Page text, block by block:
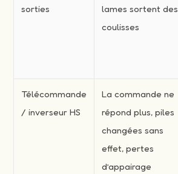
sorties
lames sortent des
coulisses
Télécommande
/ inverseur HS
La commande ne
répond plus, piles
changées sans
effet, pertes
d’appairage